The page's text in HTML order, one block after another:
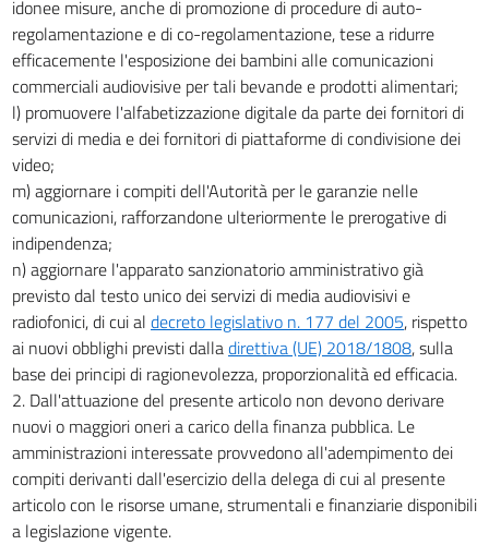
idonee misure, anche di promozione di procedure di auto-
regolamentazione e di co-regolamentazione, tese a ridurre
efficacemente l'esposizione dei bambini alle comunicazioni
commerciali audiovisive per tali bevande e prodotti alimentari;
l) promuovere l'alfabetizzazione digitale da parte dei fornitori di
servizi di media e dei fornitori di piattaforme di condivisione dei
video;
m) aggiornare i compiti dell'Autorità per le garanzie nelle
comunicazioni, rafforzandone ulteriormente le prerogative di
indipendenza;
n) aggiornare l'apparato sanzionatorio amministrativo già
previsto dal testo unico dei servizi di media audiovisivi e
radiofonici, di cui al decreto legislativo n. 177 del 2005, rispetto
ai nuovi obblighi previsti dalladirettiva (UE) 2018/1808, sulla
base dei principi di ragionevolezza, proporzionalità ed efficacia.
2. Dall'attuazione del presente articolo non devono derivare
nuovi o maggiori oneri a carico della finanza pubblica. Le
amministrazioni interessate provvedono all'adempimento dei
compiti derivanti dall'esercizio della delega di cui al presente
articolo con le risorse umane, strumentali e finanziarie disponibili
a legislazione vigente.